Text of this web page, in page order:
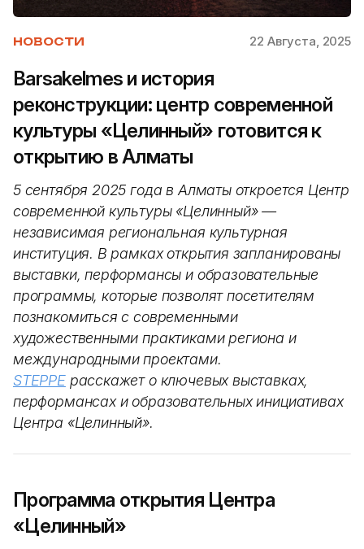
НОВОСТИ 22 Августа, 2025
Barsakelmes и история
реконструкции: центр современной
культуры «Целинный» готовится к
открытию в Алматы
5 сентября 2025 года в Алматы откроется Центр
современной культуры «Целинный» —
независимая региональная культурная
институция. В рамках открытия запланированы
выставки, перформансы и образовательные
программы, которые позволят посетителям
познакомиться с современными
художественными практиками региона и
международными проектами.
STEPPEрасскажет о ключевых выставках,
перформансах и образовательных инициативах
Центра «Целинный».
Программа открытия Центра
«Целинный»